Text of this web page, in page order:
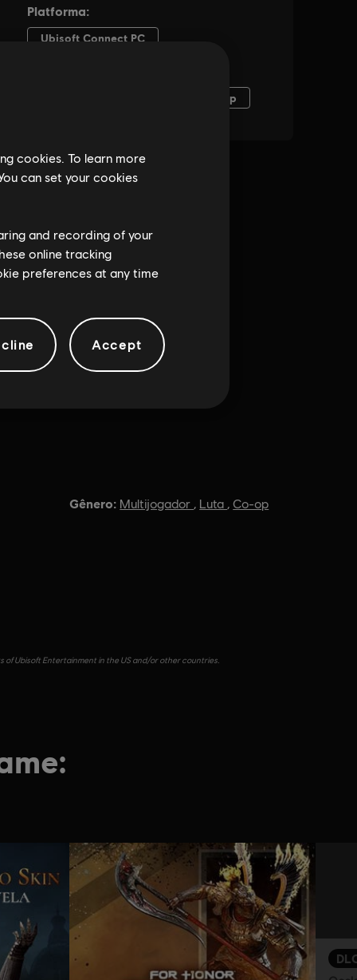
Gênero: Multijogador , Luta ,Co-op
of Ubisoft Entertainment in the US and/or other countries.
cookies. To learn more
can set your cookies
and recording of your
online tracking
preferences at any time
Accept